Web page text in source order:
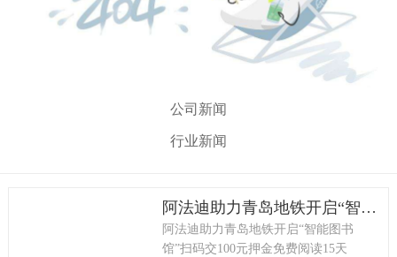
公司新闻
行业新闻
阿法迪助力青岛地铁开启“智能图书馆”扫码交100元押金免费阅读15天
阿法迪助力青岛地铁开启“智能图书
馆”扫码交100元押金免费阅读15天